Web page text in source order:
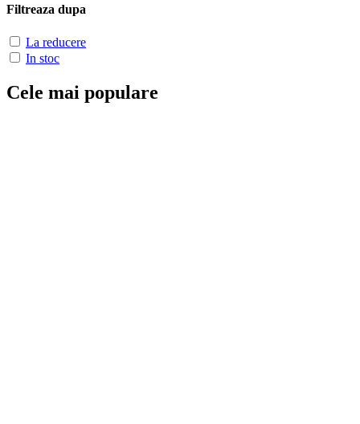
Filtreaza dupa
La reducere
In stoc
Cele mai populare